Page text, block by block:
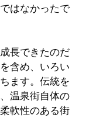
はなかったで
長できたのだ
含め、いろい
ます。伝統を
温泉街自体の
軟性のある街